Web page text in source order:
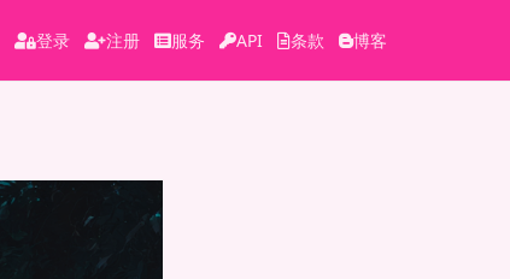
登录 注册 服务 API 条款 博客